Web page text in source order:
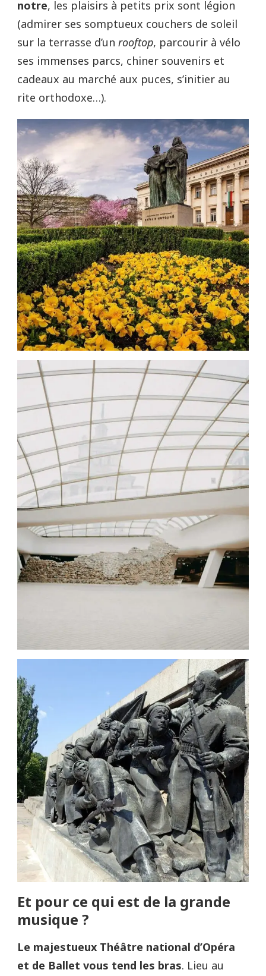
notre, les plaisirs à petits prix sont légion
(admirer ses somptueux couchers de soleil
sur la terrasse d’un rooftop, parcourir à vélo
ses immenses parcs, chiner souvenirs et
cadeaux au marché aux puces, s’initier au
rite orthodoxe…).
Et pour ce qui est de la grande
musique ?
Le majestueux Théâtre national d’Opéra
et de Ballet vous tend les bras. Lieu au